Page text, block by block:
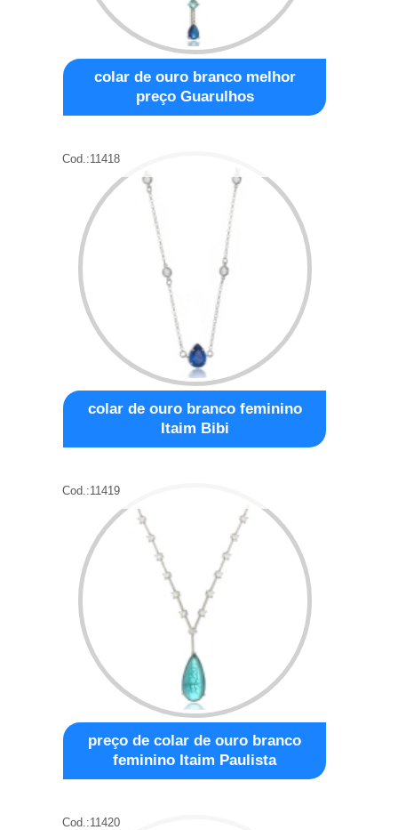
colar de ouro branco melhor
preço Guarulhos
Cod.:11418
colar de ouro branco feminino
Itaim Bibi
Cod.:11419
preço de colar de ouro branco
feminino Itaim Paulista
Cod.:11420